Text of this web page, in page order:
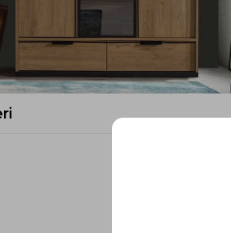
TV Ünitesi
TV Ünitesi
TV Ünitesi
TV Ünitesi
Yataklı
Köşe
Modern
Ekonomik